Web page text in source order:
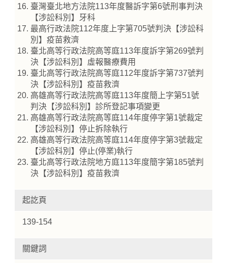
臺灣臺北地方法院113年度醫訴字第6號刑事判決
【涉訟科別】牙科
最高行政法院112年度上字第705號判決【涉訟科
別】疫苗救濟
臺北高等行政法院高等庭113年度訴字第269號判
決【涉訟科別】虛報醫療費用
臺北高等行政法院高等庭112年度訴字第737號判
決【涉訟科別】疫苗救濟
高雄高等行政法院高等庭113年度簡上字第51號
判決【涉訟科別】診所登記事項變更
高雄高等行政法院高等庭114年度停字第1號裁定
【涉訟科別】停止拆除執行
高雄高等行政法院高等庭114年度停字第3號裁定
【涉訟科別】停止(停業)執行
臺北高等行政法院地方庭113年度簡字第185號判
決【涉訟科別】疫苗救濟
起訖頁
139-154
關鍵詞